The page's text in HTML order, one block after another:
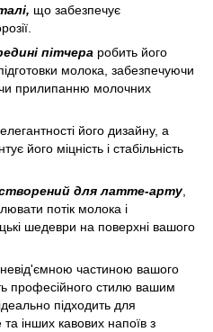
що забезпечує
пітчера робить його
молока, забезпечуючи
прилипанню молочних
його дизайну, а
його міцність і стабільність
створений для латте-арту,
потік молока і
шедеври на поверхні вашого
частиною вашого
професійного стилю вашим
підходить для
інших кавових напоїв з